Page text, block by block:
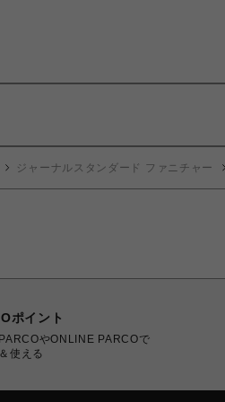
ジャーナルスタンダード ファニチャー
ポイント
やONLINE PARCOで
使える